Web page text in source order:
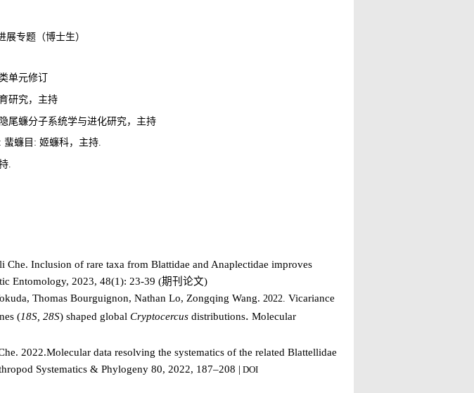
专题（博士生）
单元修订
研究，主持
尾蠊分子系统学与进化研究，主持
: 蜚蠊 目 : 姬蠊科， 主持.
Inclusion of rare taxa from Blattidae and Anaplectidae improves
Entomology, 2023, 48(1): 23-39 (期刊论文)
Thomas Bourguignon, Nathan Lo, Zongqing Wang. 2022. Vicariance
(18S, 28S) shaped global Cryptocercus distributions. Molecular
2022.Molecular data resolving the systematics of the related Blattellidae
Systematics & Phylogeny 80, 2022, 187–208 | DOI